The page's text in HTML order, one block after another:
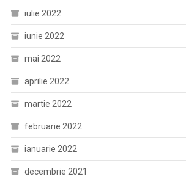
iulie 2022
iunie 2022
mai 2022
aprilie 2022
martie 2022
februarie 2022
ianuarie 2022
decembrie 2021